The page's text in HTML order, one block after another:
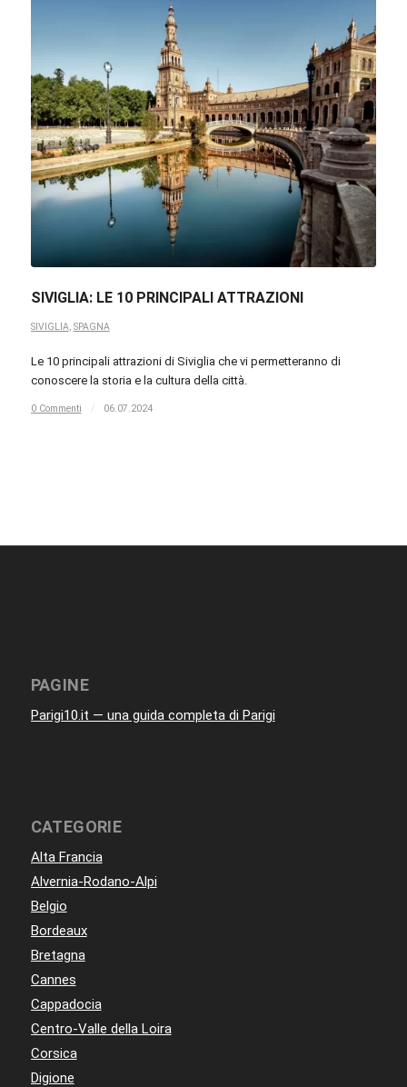
SIVIGLIA: LE 10 PRINCIPALI ATTRAZIONI
SIVIGLIA, SPAGNA
Le 10 principali attrazioni di Siviglia che vi permetteranno di
conoscere la storia e la cultura della città.
0 Commenti / 06.07.2024
PAGINE
Parigi10.it — una guida completa di Parigi
CATEGORIE
Alta Francia
Alvernia-Rodano-Alpi
Belgio
Bordeaux
Bretagna
Cannes
Cappadocia
Centro-Valle della Loira
Corsica
Digione